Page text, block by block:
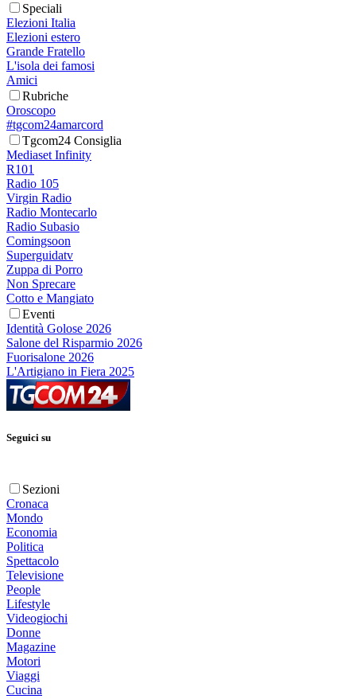
Speciali
Elezioni Italia
Elezioni estero
Grande Fratello
L'isola dei famosi
Amici
Rubriche
Oroscopo
#tgcom24amarcord
Tgcom24 Consiglia
Mediaset Infinity
R101
Radio 105
Virgin Radio
Radio Montecarlo
Radio Subasio
Comingsoon
Superguidatv
Zuppa di Porro
Non Sprecare
Cotto e Mangiato
Eventi
Identità Golose 2026
Salone del Risparmio 2026
Fuorisalone 2026
L'Artigiano in Fiera 2025
Seguici su
Sezioni
Cronaca
Mondo
Economia
Politica
Spettacolo
Televisione
People
Lifestyle
Videogiochi
Donne
Magazine
Motori
Viaggi
Cucina